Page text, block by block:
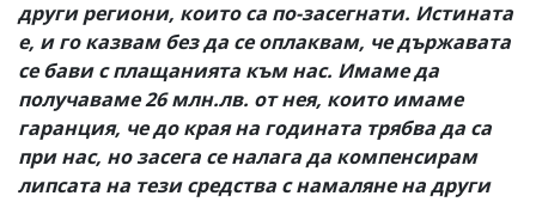
други региони, които са по-засегнати. Истината
е, и го казвам без да се оплаквам, че държавата
се бави с плащанията към нас. Имаме да
получаваме 26 млн.лв. от нея, които имаме
гаранция, че до края на годината трябва да са
при нас, но засега се налага да компенсирам
липсата на тези средства с намаляне на други